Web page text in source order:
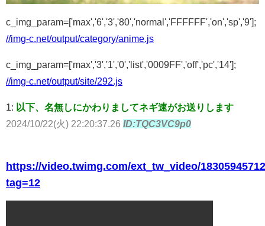
c_img_param=['max','6','3','80','normal','FFFFFF','on','sp','9'];
//img-c.net/output/category/anime.js
c_img_param=['max','3','1','0','list','0009FF','off','pc','14'];
//img-c.net/output/site/292.js
1: 以下、名無しにかわりましてネギ速がお送りします
2024/10/22(火) 22:20:37.26 ID:TQC3VC9p0
https://video.twimg.com/ext_tw_video/
tag=12